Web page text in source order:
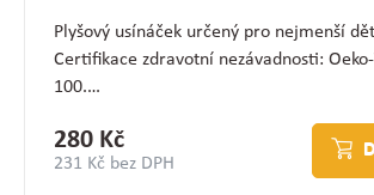
Plyšový usínáček určený pro nejmenší
Certifikace zdravotní nezávadnosti:
100.…
280 Kč
231 Kč bez DPH